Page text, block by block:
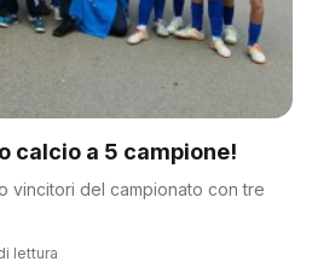
calcio a 5 campione!
vincitori del campionato con tre
lettura